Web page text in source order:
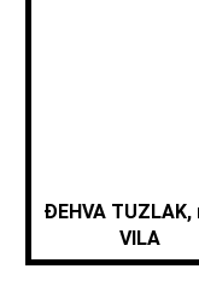
ĐEHVA
VILA